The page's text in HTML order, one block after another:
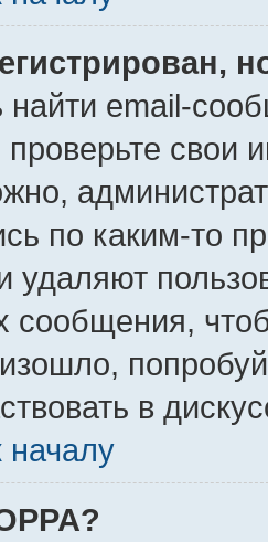
найти email-
проверьте свои
по каким-то
удаляют
сообщения,
в
началу